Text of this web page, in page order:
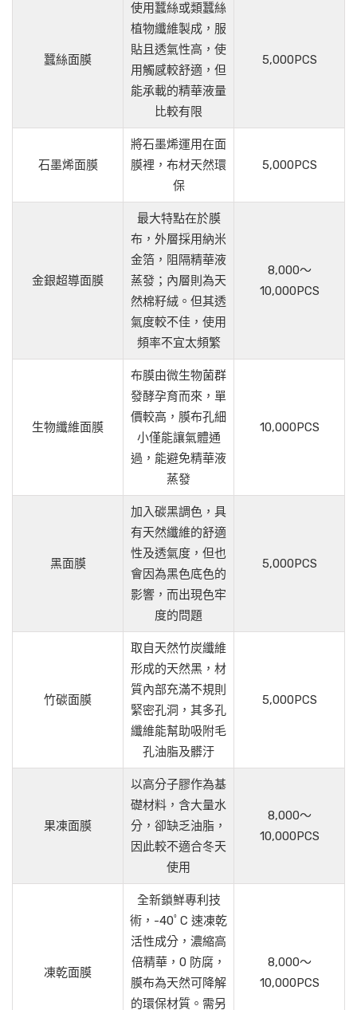
蠶絲面膜
使用蠶絲或類蠶絲
植物纖維製成，服
貼且透氣性高，使
用觸感較舒適，但
能承載的精華液量
比較有限
5,000PCS
石墨烯面膜
將石墨烯運用在面
膜裡，布材天然環
保
5,000PCS
金銀超導面膜
最大特點在於膜
布，外層採用納米
金箔，阻隔精華液
蒸發；內層則為天
然棉籽絨。但其透
氣度較不佳，使用
頻率不宜太頻繁
8,000～
10,000PCS
生物纖維面膜
布膜由微生物菌群
發酵孕育而來，單
價較高，膜布孔細
小僅能讓氣體通
過，能避免精華液
蒸發
10,000PCS
黑面膜
加入碳黑調色，具
有天然纖維的舒適
性及透氣度，但也
會因為黑色底色的
影響，而出現色牢
度的問題
5,000PCS
竹碳面膜
取自天然竹炭纖維
形成的天然黑，材
質內部充滿不規則
緊密孔洞，其多孔
纖維能幫助吸附毛
孔油脂及髒汙
5,000PCS
果凍面膜
以高分子膠作為基
礎材料，含大量水
分，卻缺乏油脂，
因此較不適合冬天
使用
8,000～
10,000PCS
凍乾面膜
全新鎖鮮專利技
術，-40ﾟC 速凍乾
活性成分，濃縮高
倍精華，0 防腐，
膜布為天然可降解
的環保材質。需另
8,000～
10,000PCS